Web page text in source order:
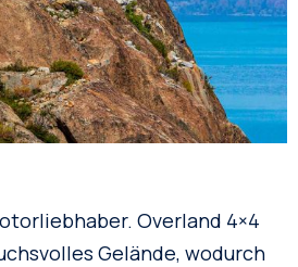
Overland 4×4
Gelände, wodurch